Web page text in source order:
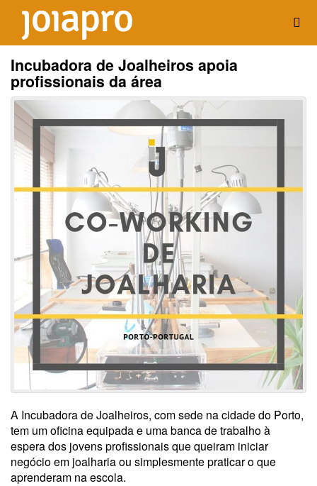
Incubadora de Joalheiros apoia
profissionais da área
A Incubadora de Joalheiros, com sede na cidade do Porto,
tem um oficina equipada e uma banca de trabalho à
espera dos jovens profissionais que queiram iniciar
negócio em joalharia ou simplesmente praticar o que
aprenderam na escola.